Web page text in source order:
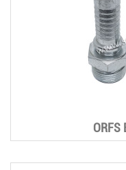
ORFS